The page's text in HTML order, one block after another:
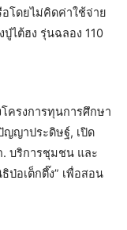
โดยไม่คิดค่าใช้จ่าย
ไต้ฮง รุ่นฉลอง 110
ครงการทุนการศึกษา
ญญาประดิษฐ์, เปิด
บริการชุมชน และ
ป่อเต็กตึ๊ง” เพื่อสอน